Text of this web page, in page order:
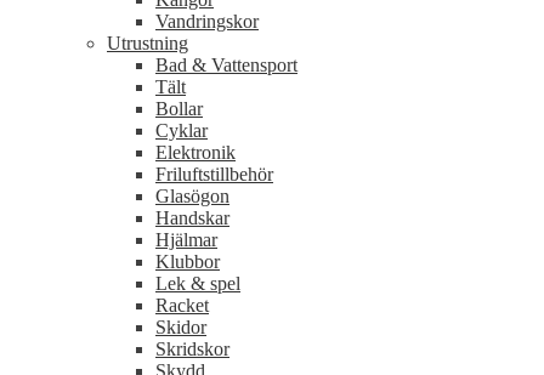
Vandringskor
Utrustning
Bad & Vattensport
Tält
Bollar
Cyklar
Elektronik
Friluftstillbehör
Glasögon
Handskar
Hjälmar
Klubbor
Lek & spel
Racket
Skidor
Skridskor
Skydd